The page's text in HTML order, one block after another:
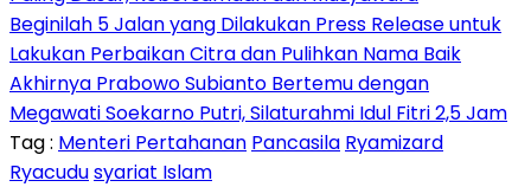
Beginilah 5 Jalan yang Dilakukan Press Release untuk
Lakukan Perbaikan Citra dan Pulihkan Nama Baik
Akhirnya Prabowo Subianto Bertemu dengan
Megawati Soekarno Putri, Silaturahmi Idul Fitri 2,5 Jam
Tag : Menteri Pertahanan Pancasila Ryamizard
Ryacudusyariat Islam